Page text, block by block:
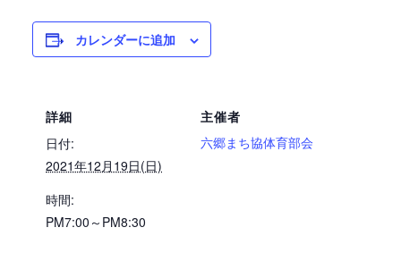
カレンダーに追加
詳細
日付:
2021年12月19日(日)
時間:
PM7:00～PM8:30
主催者
六郷まち協体育部会